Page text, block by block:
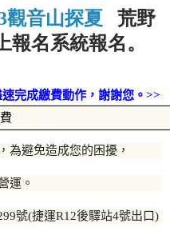
觀音山探夏 荒野
名系統報名。
完成繳費動作 ，謝謝您。>>
為避免造成您的困擾，
運。
號(捷運R12後驛站4號出口)